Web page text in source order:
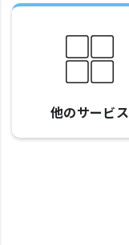
他のサービス